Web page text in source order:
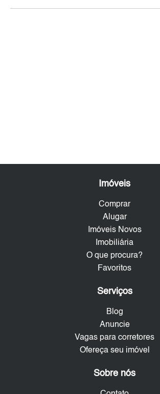
Imóveis
Comprar
Alugar
Imóveis Novos
Imobiliária
O que procura?
Favoritos
Serviços
Blog
Anuncie
Vagas para corretores
Ofereça seu imóvel
Sobre nós